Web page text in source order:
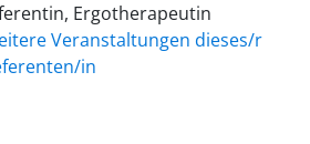
Ergotherapeutin
Veranstaltungen dieses/r
in